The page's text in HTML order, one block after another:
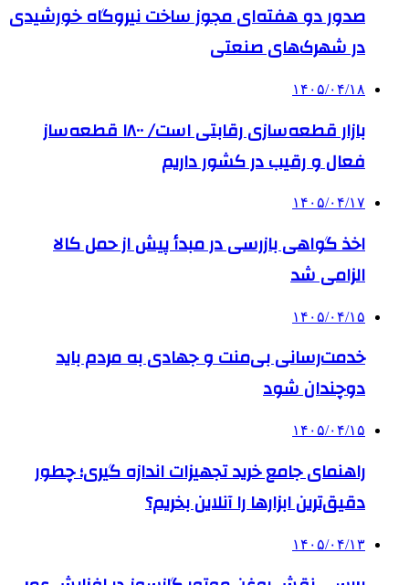
صدور دو هفته‌ای مجوز ساخت نیروگاه خورشیدی
در شهرک‌های صنعتی
۱۴۰۵/۰۴/۱۸
بازار قطعه‌سازی رقابتی است/ ۱۸۰۰ قطعه‌ساز
فعال و رقیب در کشور داریم
۱۴۰۵/۰۴/۱۷
اخذ گواهی بازرسی در مبدأ پیش از حمل کالا
الزامی شد
۱۴۰۵/۰۴/۱۵
خدمت‌رسانی بی‌منت و جهادی به مردم باید
دوچندان شود
۱۴۰۵/۰۴/۱۵
راهنمای جامع خرید تجهیزات اندازه گیری؛ چطور
دقیق‌ترین ابزارها را آنلاین بخریم؟
۱۴۰۵/۰۴/۱۳